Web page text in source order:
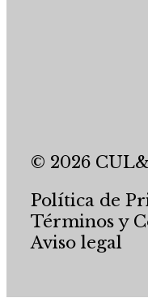
© 2026
Política de
Términos y
Aviso legal